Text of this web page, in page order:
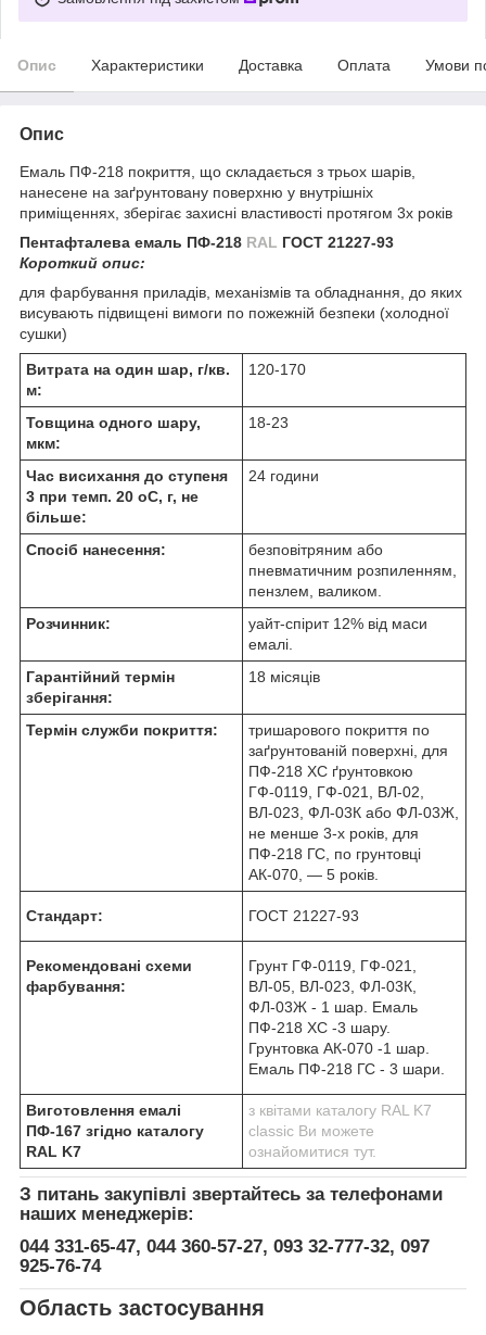
Опис Характеристики Доставка Оплата Умови
Опис
Емаль ПФ-218 покриття, що складається з трьох шарів,
нанесене на заґрунтовану поверхню у внутрішніх
приміщеннях, зберігає захисні властивості протягом 3х років
Пентафталева емаль ПФ-218 RAL ГОСТ 21227-93
Короткий опис:
для фарбування приладів, механізмів та обладнання, до яких
висувають підвищені вимоги по пожежній безпеки (холодної
сушки)
Витрата на один шар, г/кв.
м:
120-170
Товщина одного шару,
мкм:
18-23
Час висихання до ступеня
3 при темп. 20 оС, г, не
більше:
24 години
Спосіб нанесення:
безповітряним або
пневматичним розпиленням,
пензлем, валиком.
Розчинник:
уайт-спірит 12% від маси
емалі.
Гарантійний термін
зберігання:
18 місяців
Термін служби покриття:
тришарового покриття по
заґрунтованій поверхні, для
ПФ-218 ХС ґрунтовкою
ГФ-0119, ГФ-021, ВЛ-02,
ВЛ-023, ФЛ-03К або ФЛ-03Ж,
не менше 3-х років, для
ПФ-218 ГС, по грунтовці
АК-070, — 5 років.
Стандарт: ГОСТ 21227-93
Рекомендовані схеми
фарбування:
Грунт ГФ-0119, ГФ-021,
ВЛ-05, ВЛ-023, ФЛ-03К,
ФЛ-03Ж - 1 шар. Емаль
ПФ-218 ХС -3 шару.
Грунтовка АК-070 -1 шар.
Емаль ПФ-218 ГС - 3 шари.
Виготовлення емалі
ПФ-167 згідно каталогу
RAL K7
з квітами каталогу RAL K7
classic Ви можете
ознайомитися тут.
З питань закупівлі звертайтесь за телефонами
наших менеджерів:
044 331-65-47, 044 360-57-27, 093 32-777-32, 097
925-76-74
Область застосування